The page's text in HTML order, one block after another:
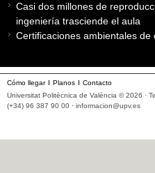
Casi dos millones de
ingeniería trasciende el aula
Certificaciones ambientales
Cómo llegar Planos
Contacto
Universitat Politècnica de València © 2026 ·
(+34) 96 387 90 00 · informacion@upv.es